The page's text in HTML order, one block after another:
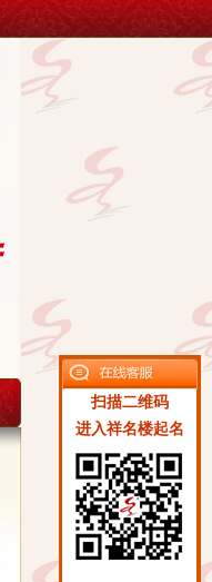
扫描二维码
进入祥名楼起名